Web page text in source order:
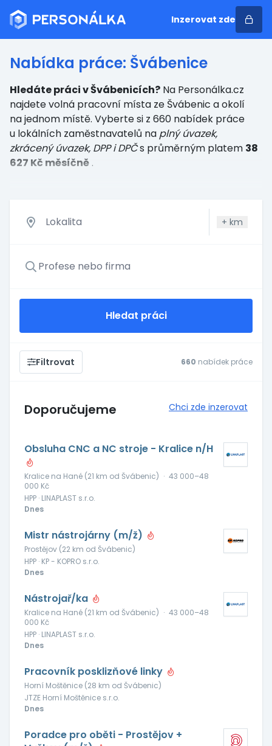
Inzerovat zde
Nabídka práce: Švábenice
Hledáte práci v Švábenicích? Na Personálka.cz
najdete volná pracovní místa ze Švábenic a okolí
na jednom místě. Vyberte si z 660 nabídek práce
u lokálních zaměstnavatelů na plný úvazek,
zkrácený úvazek, DPP i DPČs průměrným platem 38
627 Kč měsíčně .
+ km
Hledat práci
Filtrovat 660 nabídek práce
Doporučujeme Chci zde inzerovat
Obsluha CNC a NC stroje - Kralice n/H
Kralice na Hané (21 km od Švábenic) · 43 000–48
000 Kč
HPP · LINAPLAST s.r.o.
Dnes
Mistr nástrojárny (m/ž)
Prostějov (22 km od Švábenic)
HPP · KP - KOPRO s.r.o.
Dnes
Nástrojař/ka
Kralice na Hané (21 km od Švábenic) · 43 000–48
000 Kč
HPP · LINAPLAST s.r.o.
Dnes
Pracovník posklizňové linky
Horní Moštěnice (28 km od Švábenic)
JTZE Horní Moštěnice s.r.o.
Dnes
Poradce pro oběti - Prostějov +